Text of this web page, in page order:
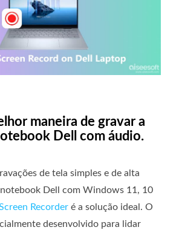
maneira de gravar a
Dell com áudio.
de tela simples e de alta
Dell com Windows 11, 10
Recorder é a solução ideal. O
desenvolvido para lidar